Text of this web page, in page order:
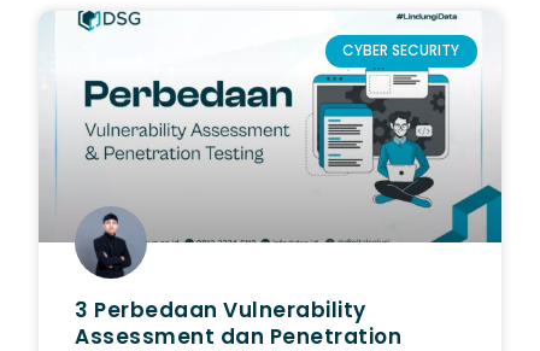
CYBER SECURITY
3 Perbedaan Vulnerability
Assessment dan Penetration